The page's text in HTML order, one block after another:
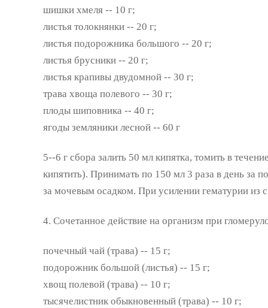
шишки хмеля -- 10 г;
листья толокнянки -- 20 г;
листья подорожника большого -- 20 г;
листья брусники -- 20 г;
листья крапивы двудомной -- 30 г;
трава хвоща полевого -- 30 г;
плоды шиповника -- 40 г;
ягоды земляники лесной -- 60 г
5--6 г сбора залить 50 мл кипятка, томить в
кипятить). Принимать по 150 мл 3 раза в день за
за мочевым осадком. При усилении гематурии из
4. Сочетанное действие на организм при
почечный чай (трава) -- 15 г;
подорожник большой (листья) -- 15 г;
хвощ полевой (трава) -- 10 г;
тысячелистник обыкновенный (трава) -- 10 г;